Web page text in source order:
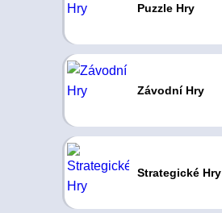
Puzzle Hry
Závodní Hry
Strategické Hry